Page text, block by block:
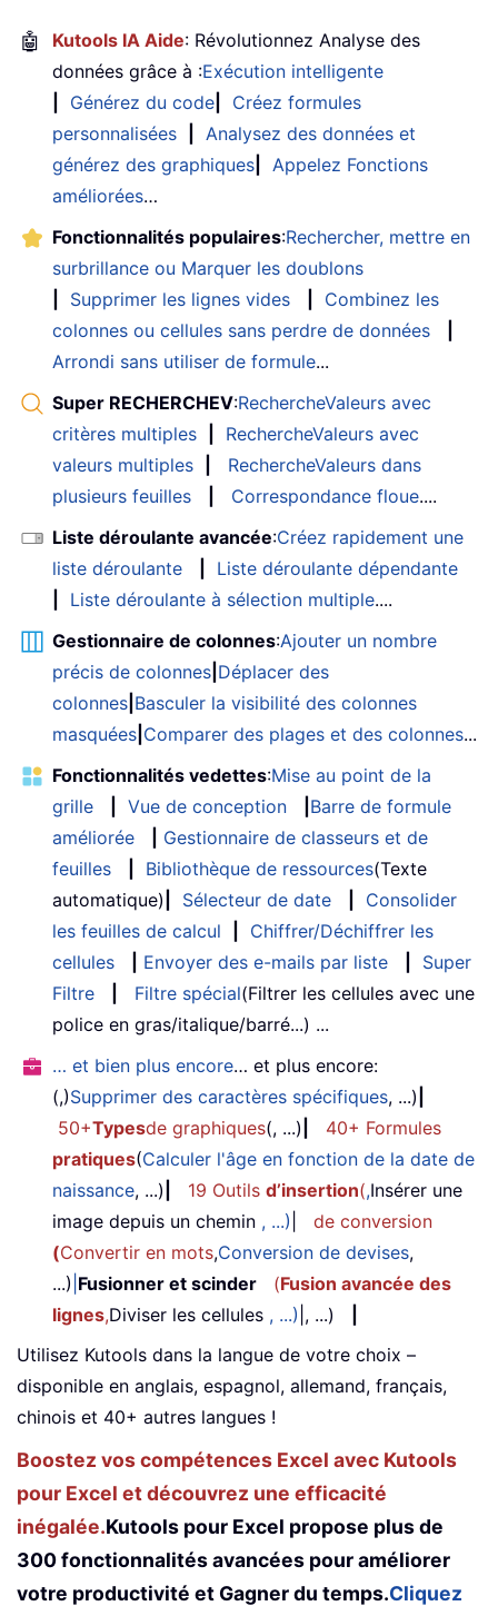
🤖 Kutools IA Aide: Révolutionnez Analyse des
données grâce à :Exécution intelligente
Générez du code
Créez formules
personnalisées
Analysez des données et
générez des graphiques
Appelez Fonctions
améliorées…
Fonctionnalités populaires:Rechercher, mettre en
surbrillance ou Marquer les doublons
Supprimer les lignes vides
Combinez les
colonnes ou cellules sans perdre de données
Arrondi sans utiliser de formule...
Super RECHERCHEV:RechercheValeurs avec
critères multiples
RechercheValeurs avec
valeurs multiples
RechercheValeurs dans
plusieurs feuilles
Correspondance floue....
Liste déroulante avancée:Créez rapidement une
liste déroulante
Liste déroulante dépendante
Liste déroulante à sélection multiple....
Gestionnaire de colonnes:Ajouter un nombre
précis de colonnes Déplacer des
colonnes Basculer la visibilité des colonnes
masquées Comparer des plages et des colonnes...
Fonctionnalités vedettes:Mise au point de la
grille
Vue de conception
Barre de formule
améliorée
Gestionnaire de classeurs et de
feuilles
Bibliothèque de ressources(Texte
automatique)
Sélecteur de date
Consolider
les feuilles de calcul
Chiffrer/Déchiffrer les
cellules
Envoyer des e-mails par liste
Super
Filtre
Filtre spécial(Filtrer les cellules avec une
police en gras/italique/barré...) ...
… et bien plus encore… et plus encore:
(,)Supprimer des caractères spécifiques, ...)
50+Typesde graphiques(, ...)
40+ Formules
pratiques(Calculer l'âge en fonction de la date de
naissance, ...) 19 Outils d’insertion(,Insérer une
image depuis un chemin , ...)
de conversion
(Convertir en mots,Conversion de devises,
...) Fusionner et scinder (Fusion avancée des
lignes,Diviser les cellules , ...) |, ...)
Utilisez Kutools dans la langue de votre choix –
disponible en anglais, espagnol, allemand, français,
chinois et 40+ autres langues !
Boostez vos compétences Excel avec Kutools
pour Excel et découvrez une efficacité
inégalée.Kutools pour Excel propose plus de
300 fonctionnalités avancées pour améliorer
votre productivité et Gagner du temps.Cliquez